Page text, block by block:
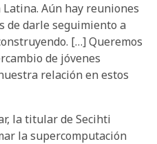
Aún hay reuniones
de darle seguimiento a
[…] Queremos
de jóvenes
relación en estos
la titular de Secihti
la supercomputación